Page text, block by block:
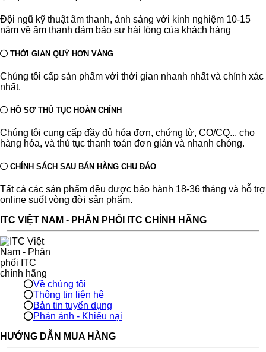
Đội ngũ kỹ thuật âm thanh, ánh sáng với kinh nghiệm 10-15
năm về âm thanh đảm bảo sự hài lòng của khách hàng
THỜI GIAN QUÝ HƠN VÀNG
Chúng tôi cấp sản phẩm với thời gian nhanh nhất và chính xác
nhất.
HỒ SƠ THỦ TỤC HOÀN CHỈNH
Chúng tôi cung cấp đầy đủ hóa đơn, chứng từ, CO/CQ... cho
hàng hóa, và thủ tục thanh toán đơn giản và nhanh chóng.
CHÍNH SÁCH SAU BÁN HÀNG CHU ĐÁO
Tất cả các sản phẩm đều được bảo hành 18-36 tháng và hỗ trợ
online suốt vòng đời sản phẩm.
ITC VIỆT NAM - PHÂN PHỐI ITC CHÍNH HÃNG
Về chúng tôi
Thông tin liên hệ
Bản tin tuyển dụng
Phán ánh - Khiếu nại
HƯỚNG DẪN MUA HÀNG